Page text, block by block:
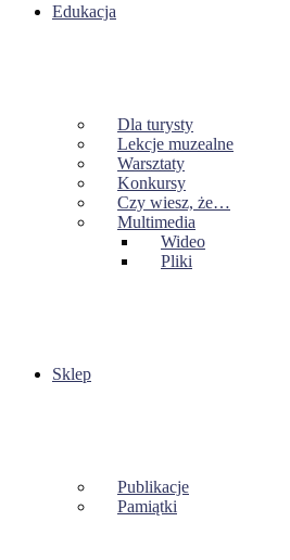
Edukacja
Dla turysty
Lekcje muzealne
Warsztaty
Konkursy
Czy wiesz, że…
Multimedia
Wideo
Pliki
Sklep
Publikacje
Pamiątki